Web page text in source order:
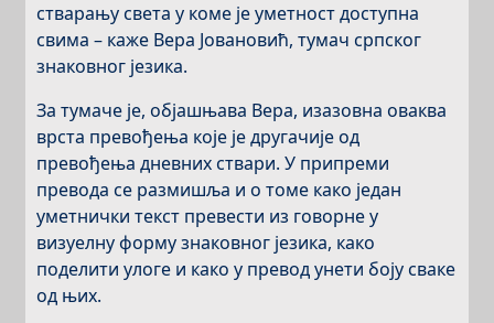
стварању света у коме је уметност доступна
свима – каже Вера Јовановић, тумач српског
знаковног језика.
Затумаче је, објашњава Вера, изазовна оваква
врста превођења које је другачије од
превођења дневних ствари.У припреми
преводасе размишља ио томе како један
уметнички текст превести из говорне у
визуелну форму знаковног језика, како
поделити улоге и како у превод унети боју сваке
од њих.